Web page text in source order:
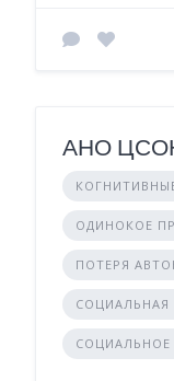
АНО
ОДИНОКОЕ
ПОТЕРЯ
СОЦИАЛЬНАЯ
СОЦИАЛЬНОЕ